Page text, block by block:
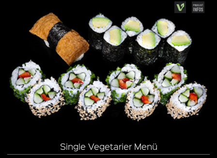
Single Vegetarier Menü